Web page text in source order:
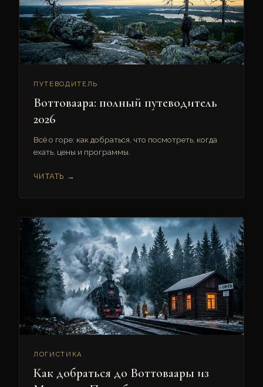
ПУТЕВОДИТЕЛЬ
Воттоваара: полный путеводитель
2026
Всё о горе: как добраться, что посмотреть, когда
ехать, цены и программы.
ЧИТАТЬ →
ЛОГИСТИКА
Как добраться до Воттоваары из